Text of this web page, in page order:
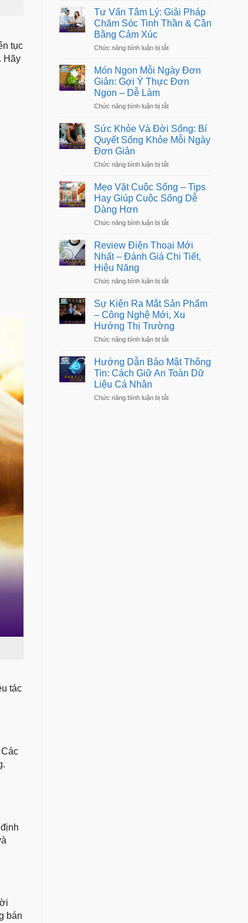
tục
Hãy
tác
bán
giản
và
tối
không
Trì
Thói
Quen
Trong
Sống:
Bí
Quyết
Kỷ
Tư Vấn Tâm Lý: Giải Pháp
Chăm Sóc Tinh Thần & Cân
Bằng Cảm Xúc
Chức năng bình luận bị tắtở
Vấn
Tâm
Lý:
Chăm
Tinh
Thần
&
Bằng
Món Ngon Mỗi Ngày Đơn
Giản: Gợi Ý Thực Đơn
Ngon – Dễ Làm
Chức năng bình luận bị tắtở
Ngon
Mỗi
Ngày
Gợi
Thực
Đơn
Ngon
Dễ
Sức Khỏe Và Đời Sống: Bí
Quyết Sống Khỏe Mỗi Ngày
Đơn Giản
Chức năng bình luận bị tắtở
Và
Đời
Quyết
Khỏe
Mỗi
Ngày
Giản
Mẹo Vặt Cuộc Sống – Tips
Hay Giúp Cuộc Sống Dễ
Dàng Hơn
Chức năng bình luận bị tắtở
Cuộc
Sống
Hay
Cuộc
Sống
Dễ
Dàng
Hơn
Review Điện Thoại Mới
Nhất – Đánh Giá Chi Tiết,
Hiệu Năng
Chức năng bình luận bị tắtở
Điện
Thoại
Mới
Nhất
–
Đánh
Chi
Tiết,
Hiệu
Sự Kiện Ra Mắt Sản Phẩm
– Công Nghệ Mới, Xu
Hướng Thị Trường
Chức năng bình luận bị tắtở
Kiện
Ra
Mắt
–
Hướng Dẫn Bảo Mật Thông
Tin: Cách Giữ An Toàn Dữ
Liệu Cá Nhân
Chức năng bình luận bị tắtở